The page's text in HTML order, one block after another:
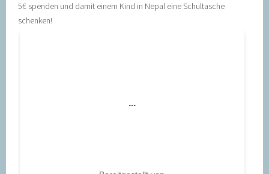
5€ spenden und damit einem Kind in Nepal eine Schultasche
schenken!